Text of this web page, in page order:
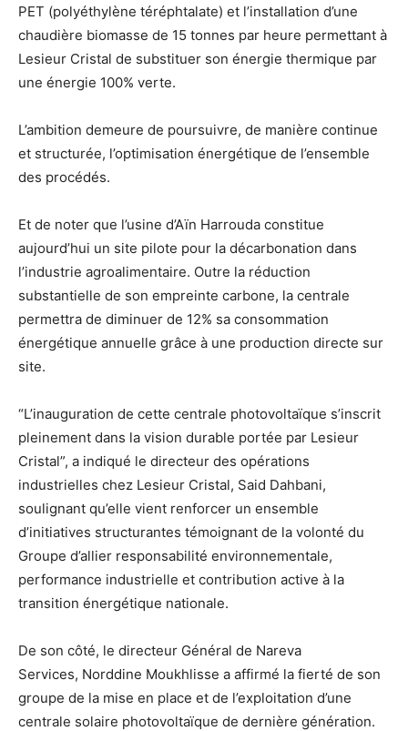
PET (polyéthylène téréphtalate) et l’installation d’une
chaudière biomasse de 15 tonnes par heure permettant à
Lesieur Cristal de substituer son énergie thermique par
une énergie 100% verte.
L’ambition demeure de poursuivre, de manière continue
et structurée, l’optimisation énergétique de l’ensemble
des procédés.
Et de noter que l’usine d’Aïn Harrouda constitue
aujourd’hui un site pilote pour la décarbonation dans
l’industrie agroalimentaire. Outre la réduction
substantielle de son empreinte carbone, la centrale
permettra de diminuer de 12% sa consommation
énergétique annuelle grâce à une production directe sur
site.
“L’inauguration de cette centrale photovoltaïque s’inscrit
pleinement dans la vision durable portée par Lesieur
Cristal”, a indiqué le directeur des opérations
industrielles chez Lesieur Cristal, Said Dahbani,
soulignant qu’elle vient renforcer un ensemble
d’initiatives structurantes témoignant de la volonté du
Groupe d’allier responsabilité environnementale,
performance industrielle et contribution active à la
transition énergétique nationale.
De son côté, le directeur Général de Nareva
Services, Norddine Moukhlisse a affirmé la fierté de son
groupe de la mise en place et de l’exploitation d’une
centrale solaire photovoltaïque de dernière génération.